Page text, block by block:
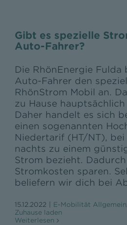
Gibt es spezielle
Auto-Fahrer?
Die RhönEnergie Fulda
Auto-Fahrer den
RhönStrom Mobil an.
zu Hause
Daher handelt es sich
einen sogenannten
Niedertarif (HT/NT), bei
nachts zu einem
Strom bezieht.
Stromkosten sparen.
beliefern wir dich bei
15.12.2022 E-Mobilität Allgemein
Zuhause laden
Weiterlesen